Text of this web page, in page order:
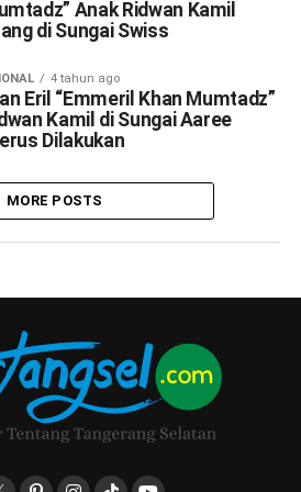
Anak Ridwan Kamil
di Sungai Swiss
4 tahun ago
Eril “Emmeril Khan Mumtadz”
Kamil di Sungai Aaree
Dilakukan
MORE POSTS